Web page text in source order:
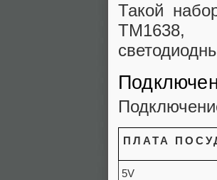
Такой
TM1638,
ПЛАТА
5V